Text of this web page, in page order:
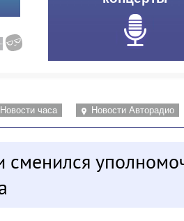
Новости часа Новости Авторадио
сменился